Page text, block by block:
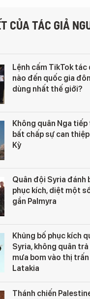
CỦA TÁC GIẢ
Lệnh cấm TikTok
nào đến quốc gia
dùng nhất thế giới?
Không quân Nga
bất chấp sự can
Kỳ
Quân đội Syria đánh
phục kích, diệt một
gần Palmyra
Khủng bố phục kích
Syria, không quân
mưa bom vào thị trấn
Latakia
Thánh chiến